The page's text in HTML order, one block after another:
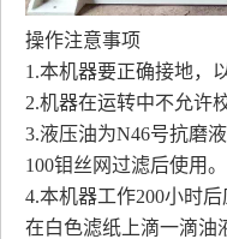
操作注意事项
1.本机器要正确接地，
2.机器在运转中不允许
3.液压油为N46号抗磨
100钼丝网过滤后使用。
4.本机器工作200小时
在白色滤纸上滴一滴油